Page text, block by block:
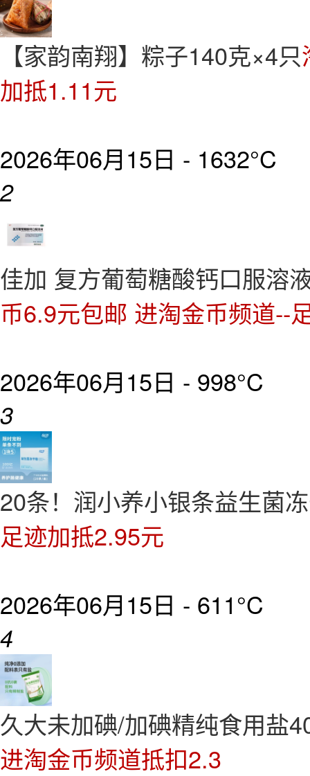
【家韵南翔】粽子140克×4只
加抵1.11元
2026年06月15日 - 1632°C
2
佳加 复方葡萄糖酸钙口服溶
币6.9元包邮 进淘金币频道--
2026年06月15日 - 998°C
3
20条！润小养小银条益生菌
足迹加抵2.95元
2026年06月15日 - 611°C
4
久大未加碘/加碘精纯食用盐
进淘金币频道抵扣2.3